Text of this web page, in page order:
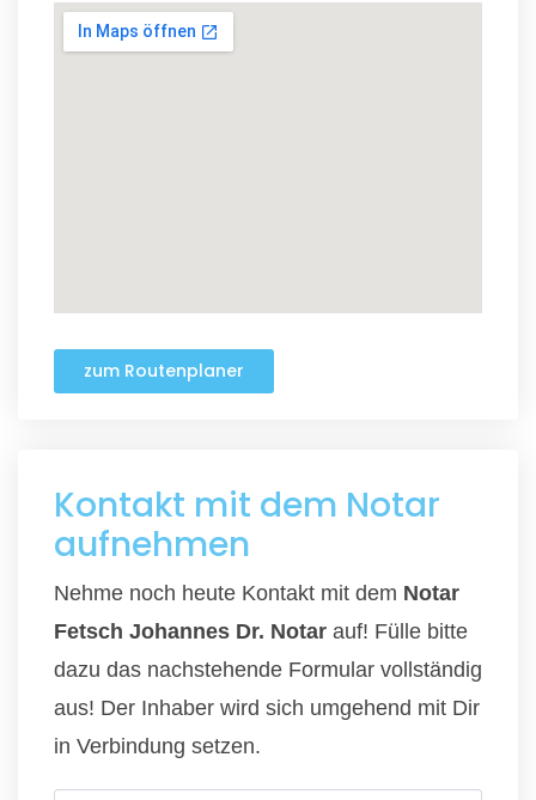
zum Routenplaner
Kontakt mit dem Notar
aufnehmen
Nehme noch heute Kontakt mit dem Notar
Fetsch Johannes Dr. Notar auf! Fülle bitte
dazu das nachstehende Formular vollständig
aus! Der Inhaber wird sich umgehend mit Dir
in Verbindung setzen.